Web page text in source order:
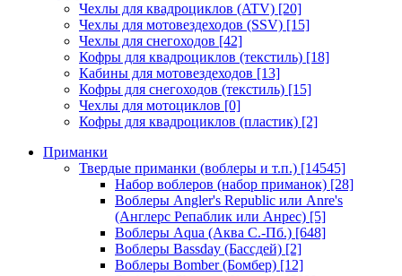
Чехлы для квадроциклов (ATV) [20]
Чехлы для мотовездеходов (SSV) [15]
Чехлы для снегоходов [42]
Кофры для квадроциклов (текстиль) [18]
Кабины для мотовездеходов [13]
Кофры для снегоходов (текстиль) [15]
Чехлы для мотоциклов [0]
Кофры для квадроциклов (пластик) [2]
Приманки
Твердые приманки (воблеры и т.п.) [14545]
Набор воблеров (набор приманок) [28]
Воблеры Angler's Republic или Anre's
(Англерс Репаблик или Анрес) [5]
Воблеры Aqua (Аква С.-Пб.) [648]
Воблеры Bassday (Бассдей) [2]
Воблеры Bomber (Бомбер) [12]